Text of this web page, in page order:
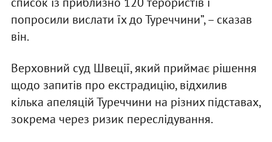
попросили вислати їх до Туреччини”, – сказав
він.
Верховний суд Швеції, який приймає рішення
щодо запитів про екстрадицію, відхилив
кілька апеляцій Туреччини на різних підставах,
зокрема через ризик переслідування.